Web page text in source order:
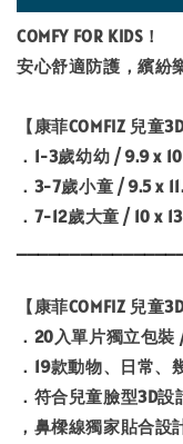
COMFY FOR KIDS！
安心舒適防護，繽紛
【康菲COMFIZ 兒童
．1-3歲幼幼 / 9.9 x
．3-7歲小童 / 9.5 x
．7-12歲大童 / 10 x
【康菲COMFIZ 兒童
．20入單片獨立包裝
．19款動物、日常、
．符合兒童臉型3D
，鼻樑線獨家貼合